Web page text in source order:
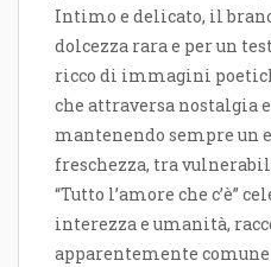
Intimo e delicato, il
dolcezza rara e per un
ricco di immagini
che attraversa nostalgia
mantenendo sempre
freschezza, tra
“Tutto l’amore che c’è”
interezza e umanità,
apparentemente